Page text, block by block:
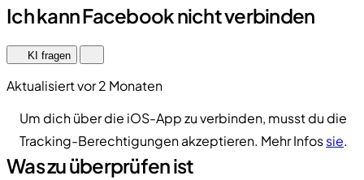
Ich kann Facebook nicht verbinden
KI fragen
Aktualisiert vor 2 Monaten
Um dich über die iOS-App zu verbinden, musst du die
Tracking-Berechtigungen akzeptieren. Mehr Infossie.
Was zu überprüfen ist